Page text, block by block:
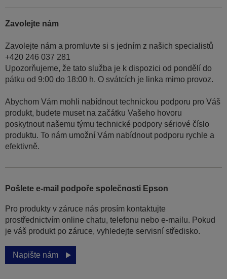
Zavolejte nám
Zavolejte nám a promluvte si s jedním z našich specialistů
+420 246 037 281
Upozorňujeme, že tato služba je k dispozici od pondělí do
pátku od 9:00 do 18:00 h. O svátcích je linka mimo provoz.
Abychom Vám mohli nabídnout technickou podporu pro Váš
produkt, budete muset na začátku Vašeho hovoru
poskytnout našemu týmu technické podpory sériové číslo
produktu. To nám umožní Vám nabídnout podporu rychle a
efektivně.
Pošlete e-mail podpoře společnosti Epson
Pro produkty v záruce nás prosím kontaktujte
prostřednictvím online chatu, telefonu nebo e-mailu. Pokud
je váš produkt po záruce, vyhledejte servisní středisko.
Napište nám